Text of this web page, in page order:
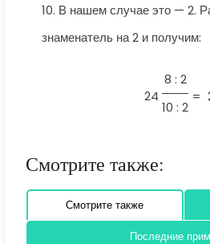
10. В нашем случае это — 2.
знаменатель на 2 и получим:
24
8 : 2
10 : 2
=
Смотрите также:
Смотрите также
Последние